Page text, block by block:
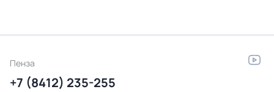
Пенза
+7 (8412) 235-255